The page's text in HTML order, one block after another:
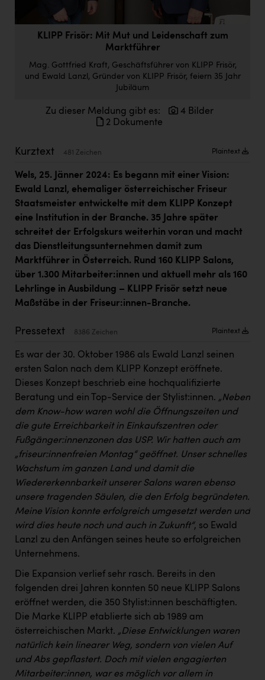
Doppler Gruppe
ERLUS AG
Firmenradl
HIG Infomotion Group
INTERSPAR
INTERSPORT Austria
Jesolo
Jane Goodall Institute Austria
Kärcher
Karin Liedl
Kleider Bauer
Kremsmüller Anlagenbau GmbH
Maximarkt
Oldtimer Raststationen und Motorhotels
Österreichischer Kachelofenverband
Passage Linz
PEZ
PÜSPÖK
RE/MAX Welcome
RUBBLE MASTER
Ruderclub Wels
KLIPP Frisör: Mit Mut und Leidenschaft zum
Marktführer
Mag. Gottfried Kraft, Geschäftsführer von KLIPP Frisör,
und Ewald Lanzl, Gründer von KLIPP Frisör, feiern 35 Jahr
Jubiläum
Zu dieser Meldung gibt es:
4 Bilder
2 Dokumente
Kurztext 481 Zeichen Plaintext
Wels, 25. Jänner 2024: Es begann mit einer Vision:
Ewald Lanzl, ehemaliger österreichischer Friseur
Staatsmeister entwickelte mit dem KLIPP Konzept
eine Institution in der Branche. 35 Jahre später
schreitet der Erfolgskurs weiterhin voran und macht
das Dienstleitungsunternehmen damit zum
Marktführer in Österreich. Rund 160 KLIPP Salons,
über 1.300 Mitarbeiter:innen und aktuell mehr als 160
Lehrlinge in Ausbildung – KLIPP Frisör setzt neue
Maßstäbe in der Friseur:innen-Branche.
Pressetext 8386 Zeichen Plaintext
Es war der 30. Oktober 1986 als Ewald Lanzl seinen
ersten Salon nach dem KLIPP Konzept eröffnete.
Dieses Konzept beschrieb eine hochqualifizierte
Beratung und ein Top-Service der Stylist:innen. „Neben
dem Know-how waren wohl die Öffnungszeiten und
die gute Erreichbarkeit in Einkaufszentren oder
Fußgänger:innenzonen das USP. Wir hatten auch am
„friseur:innenfreien Montag“ geöffnet. Unser schnelles
Wachstum im ganzen Land und damit die
Wiedererkennbarkeit unserer Salons waren ebenso
unsere tragenden Säulen, die den Erfolg begründeten.
Meine Vision konnte erfolgreich umgesetzt werden und
wird dies heute noch und auch in Zukunft“, so Ewald
Lanzl zu den Anfängen seines heute so erfolgreichen
Unternehmens.
Die Expansion verlief sehr rasch. Bereits in den
folgenden drei Jahren konnten 50 neue KLIPP Salons
eröffnet werden, die 350 Stylist:innen beschäftigten.
Die Marke KLIPP etablierte sich ab 1989 am
österreichischen Markt. „Diese Entwicklungen waren
natürlich kein linearer Weg, sondern von vielen Auf
und Abs gepflastert. Doch mit vielen engagierten
Mitarbeiter:innen, war es möglich vor allem in